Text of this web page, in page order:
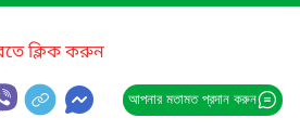
ক্লিক করুন
আপনার মতামত প্রদান করুন